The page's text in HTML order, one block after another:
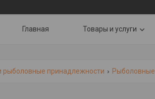
Главная Товары и услуги
рыболовные принадлежности